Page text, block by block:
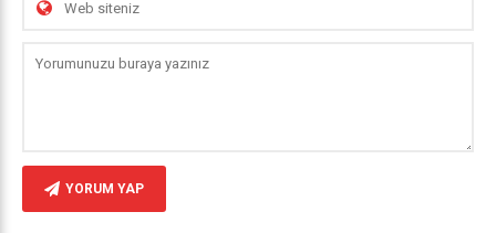
YORUM YAP